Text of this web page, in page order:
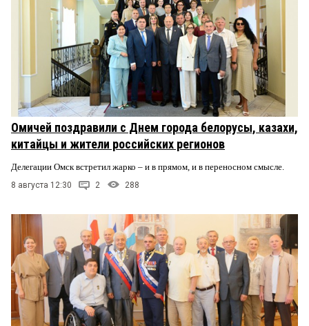
Омичей поздравили с Днем города белорусы, казахи,
китайцы и жители российских регионов
Делегации Омск встретил жарко – и в прямом, и в переносном смысле.
8 августа 12:30 2 288